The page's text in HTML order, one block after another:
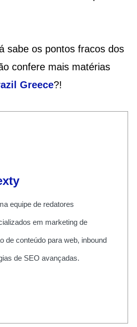
sabe os pontos fracos dos
confere mais matérias
Greece?!
equipe de redatores
em marketing de
de conteúdo para web, inbound
de SEO avançadas.